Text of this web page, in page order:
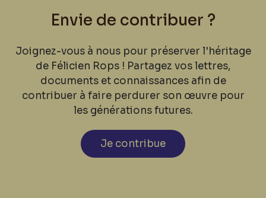
Envie de contribuer ?
Joignez-vous à nous pour préserver l'héritage
de Félicien Rops ! Partagez vos lettres,
documents et connaissances afin de
contribuer à faire perdurer son œuvre pour
les générations futures.
Je contribue